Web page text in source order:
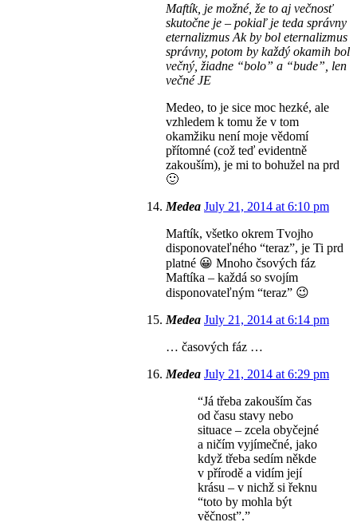
Maftík, je možné, že to aj večnosť
skutočne je – pokiaľ je teda správny
eternalizmus Ak by bol eternalizmus
správny, potom by každý okamih bol
večný, žiadne “bolo” a “bude”, len
večné JE
Medeo, to je sice moc hezké, ale
vzhledem k tomu že v tom
okamžiku není moje vědomí
přítomné (což teď evidentně
zakouším), je mi to bohužel na prd
🙂
Medea July 21, 2014 at 6:10 pm
Maftík, všetko okrem Tvojho
disponovateľného “teraz”, je Ti prd
platné 😀 Mnoho čsových fáz
Maftíka – každá so svojím
disponovateľným “teraz” 😉
Medea July 21, 2014 at 6:14 pm
… časových fáz …
Medea July 21, 2014 at 6:29 pm
“Já třeba zakouším čas
od času stavy nebo
situace – zcela obyčejné
a ničím vyjímečné, jako
když třeba sedím někde
v přírodě a vidím její
krásu – v nichž si řeknu
“toto by mohla být
věčnost”.”